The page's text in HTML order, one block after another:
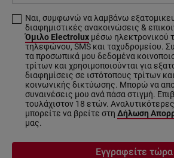
e-
mail
σας
Ναι, συμφωνώ να λαμβάνω
διαφημιστικές ανακοινώσεις &
Όμιλο Electrolux μέσω ηλεκτρονικού
τηλεφώνου, SMS και ταχυδρομείου.
τα προσωπικά μου δεδομένα
τρίτων και χρησιμοποιούνται για
διαφημίσεις σε ιστότοπους τρίτων
κοινωνικής δικτύωσης. Μπορώ να
συναινέσεις μου ανά πάσα στιγμή.
τουλάχιστον 18 ετών.
μπορείτε να βρείτε στη Δήλωση
μας.
Εγγραφείτε τώρα